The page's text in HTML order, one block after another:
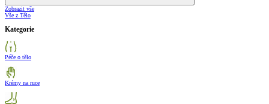
Zobrazit vše
Vše z Tělo
Kategorie
Péče o tělo
Krémy na ruce